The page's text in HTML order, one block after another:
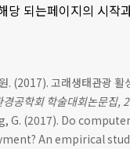
당 되는페이지의 시작
. (2017). 고래생태관광 활
경공학회 학술대회논문집,
G. (2017). Do
An empirical